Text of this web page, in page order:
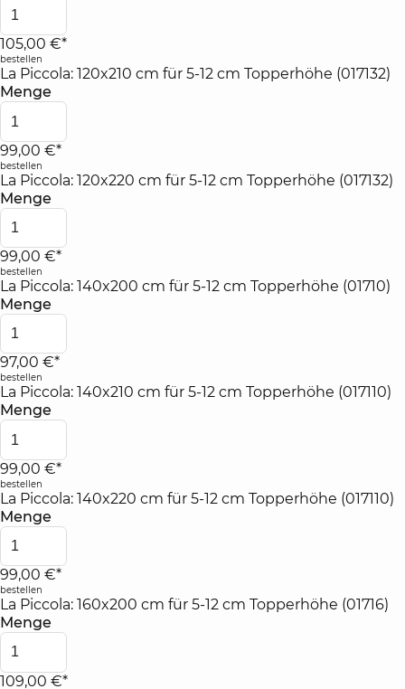
105,00 €*
bestellen
La Piccola: 120x210 cm für 5-12 cm Topperhöhe (017132)
Menge
99,00 €*
bestellen
La Piccola: 120x220 cm für 5-12 cm Topperhöhe (017132)
Menge
99,00 €*
bestellen
La Piccola: 140x200 cm für 5-12 cm Topperhöhe (01710)
Menge
97,00 €*
bestellen
La Piccola: 140x210 cm für 5-12 cm Topperhöhe (017110)
Menge
99,00 €*
bestellen
La Piccola: 140x220 cm für 5-12 cm Topperhöhe (017110)
Menge
99,00 €*
bestellen
La Piccola: 160x200 cm für 5-12 cm Topperhöhe (01716)
Menge
109,00 €*